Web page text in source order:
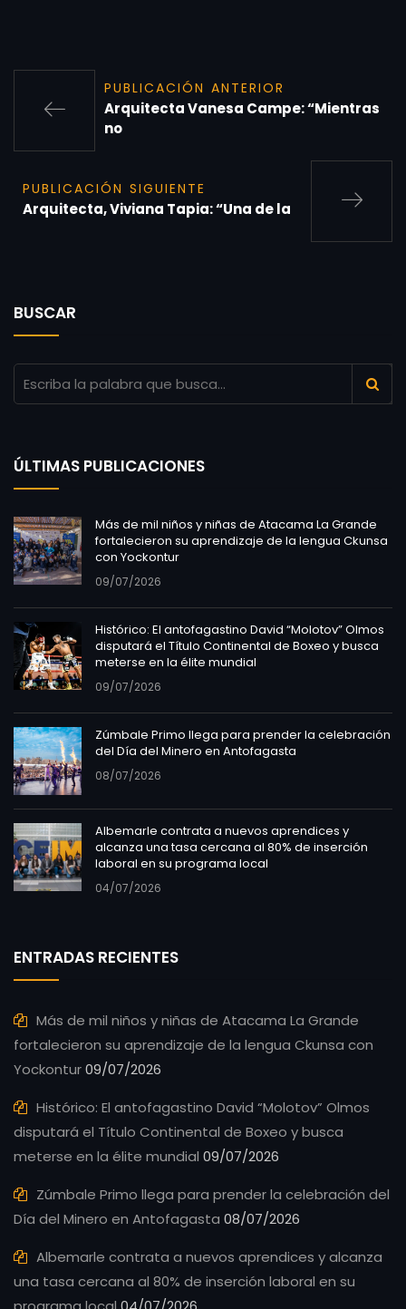
PUBLICACIÓN ANTERIOR
Arquitecta Vanesa Campe: “Mientras
no
PUBLICACIÓN SIGUIENTE
Arquitecta, Viviana Tapia: “Una de la
BUSCAR
ÚLTIMAS PUBLICACIONES
Más de mil niños y niñas de Atacama La Grande
fortalecieron su aprendizaje de la lengua Ckunsa
con Yockontur
09/07/2026
Histórico: El antofagastino David “Molotov” Olmos
disputará el Título Continental de Boxeo y busca
meterse en la élite mundial
09/07/2026
Zúmbale Primo llega para prender la celebración
del Día del Minero en Antofagasta
08/07/2026
Albemarle contrata a nuevos aprendices y
alcanza una tasa cercana al 80% de inserción
laboral en su programa local
04/07/2026
ENTRADAS RECIENTES
Más de mil niños y niñas de Atacama La Grande
fortalecieron su aprendizaje de la lengua Ckunsa con
Yockontur09/07/2026
Histórico: El antofagastino David “Molotov” Olmos
disputará el Título Continental de Boxeo y busca
meterse en la élite mundial 09/07/2026
Zúmbale Primo llega para prender la celebración del
Día del Minero en Antofagasta 08/07/2026
Albemarle contrata a nuevos aprendices y alcanza
una tasa cercana al 80% de inserción laboral en su